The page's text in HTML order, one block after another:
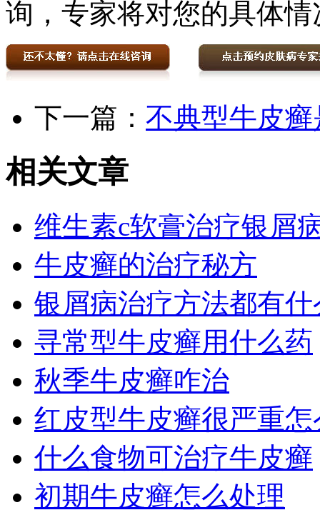
询，专家将对您的具体
下一篇： 不典型牛皮
相关文章
维生素c软膏治疗银屑
牛皮癣的治疗秘方
银屑病治疗方法都有什
寻常型牛皮癣用什么药
秋季牛皮癣咋治
红皮型牛皮癣很严重
什么食物可治疗牛皮癣
初期牛皮癣怎么处理